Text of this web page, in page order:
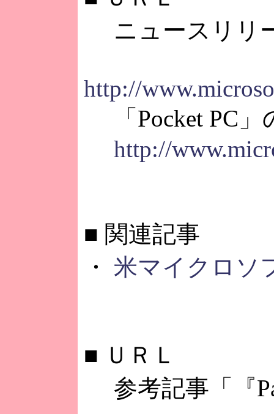
ニュースリリ
http://
「Pocket PC」
http://
■ 関連記事
・ 米マイクロソ
■ ＵＲＬ
参考記事「『